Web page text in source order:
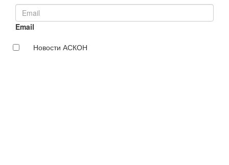
Email
Новости АСКОН